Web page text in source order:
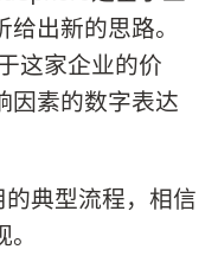
出新的思路。
这家企业的价
因素的数字表达
典型流程，相信